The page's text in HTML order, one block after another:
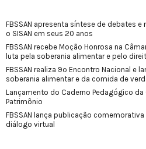
FBSSAN apresenta síntese de debates
o SISAN em seus 20 anos
FBSSAN recebe Moção Honrosa na
luta pela soberania alimentar e pelo
FBSSAN realiza 9º Encontro Nacional e
soberania alimentar e da comida de
Lançamento do Caderno Pedagógico
Patrimônio
FBSSAN lança publicação
diálogo virtual